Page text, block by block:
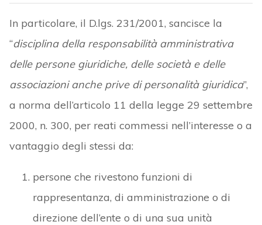
In particolare, il D.lgs. 231/2001, sancisce la
“disciplina della responsabilità amministrativa
delle persone giuridiche, delle società e delle
associazioni anche prive di personalità giuridica”,
a norma dell’articolo 11 della legge 29 settembre
2000, n. 300, per reati commessi nell’interesse o a
vantaggio degli stessi da:
persone che rivestono funzioni di
rappresentanza, di amministrazione o di
direzione dell’ente o di una sua unità